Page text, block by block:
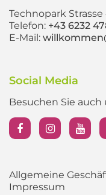
Technopark Strasse
Telefon: +43 6232
E-Mail:
Social Media
Besuchen Sie auch
Allgemeine
Impressum